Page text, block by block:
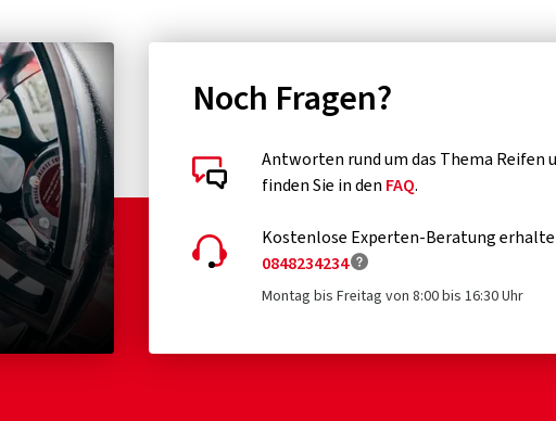
Noch Fragen?
Antworten rund um das Thema Reifen
finden Sie in den FAQ.
Kostenlose Experten-Beratung
0848234234
Montag bis Freitag von 8:00 bis 16:30 Uhr